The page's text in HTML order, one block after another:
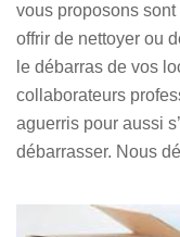
vous proposons
offrir de nettoyer ou
le débarras de vos
collaborateurs
aguerris pour aussi
débarrasser. Nous